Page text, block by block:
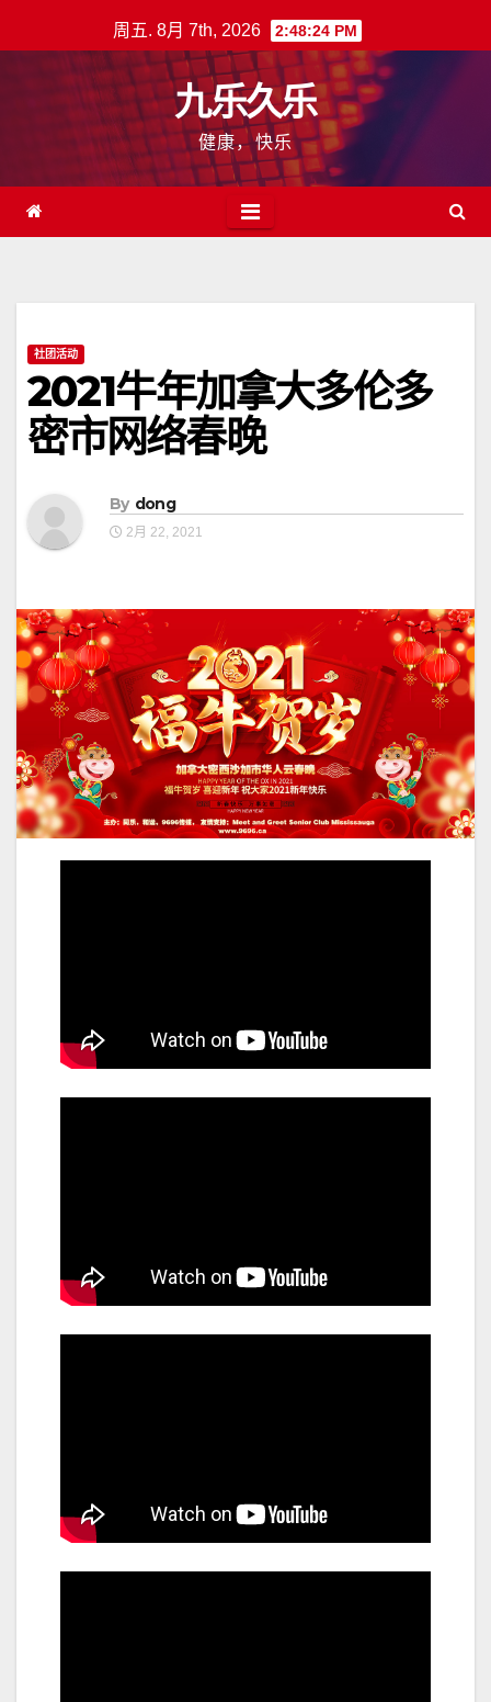
至
周五. 8月 7th, 2026 2:48:24 PM
九乐久乐
健康，快乐
社团活动
2021牛年加拿大多伦多
密市网络春晚
By dong
2月 22, 2021